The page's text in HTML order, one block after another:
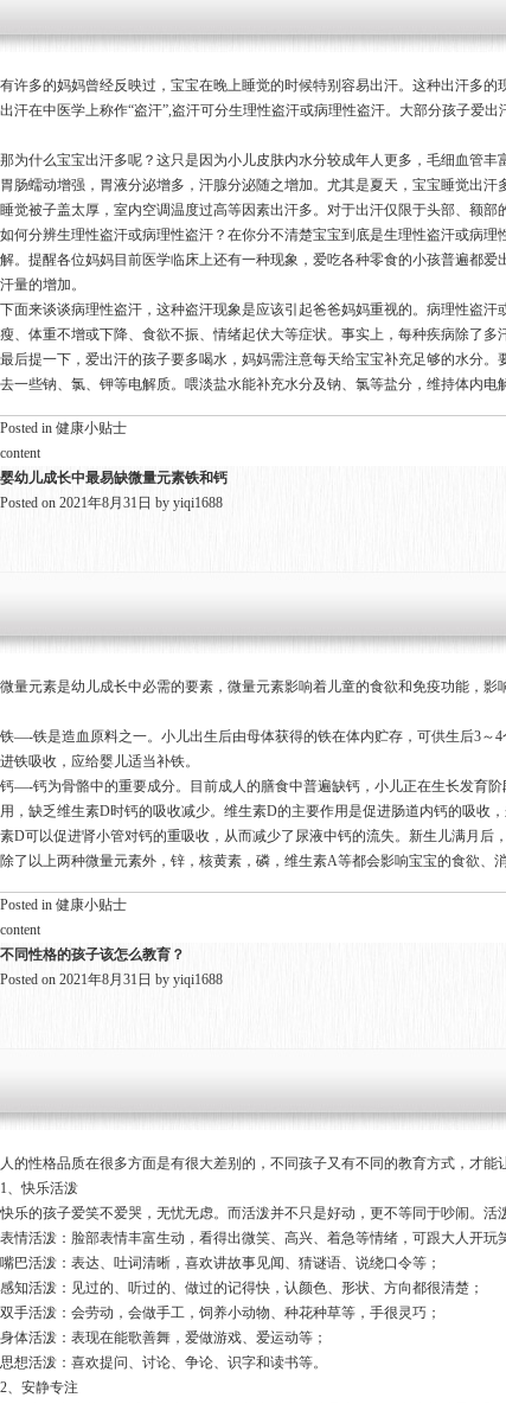
有许多的妈妈曾经反映过，宝宝在晚上睡觉的时候特别容易出汗。这种出汗多
出汗在中医学上称作“盗汗”,盗汗可分生理性盗汗或病理性盗汗。大部分孩子爱
那为什么宝宝出汗多呢？这只是因为小儿皮肤内水分较成年人更多，毛细血管
胃肠蠕动增强，胃液分泌增多，汗腺分泌随之增加。尤其是夏天，宝宝睡觉出
睡觉被子盖太厚，室内空调温度过高等因素出汗多。对于出汗仅限于头部、额
如何分辨生理性盗汗或病理性盗汗？在你分不清楚宝宝到底是生理性盗汗或病
解。提醒各位妈妈目前医学临床上还有一种现象，爱吃各种零食的小孩普遍都
汗量的增加。
下面来谈谈病理性盗汗，这种盗汗现象是应该引起爸爸妈妈重视的。病理性盗
瘦、体重不增或下降、食欲不振、情绪起伏大等症状。事实上，每种疾病除了
最后提一下，爱出汗的孩子要多喝水，妈妈需注意每天给宝宝补充足够的水分
去一些钠、氯、钾等电解质。喂淡盐水能补充水分及钠、氯等盐分，维持体内电
Posted in 健康小贴士
content
婴幼儿成长中最易缺微量元素铁和钙
Posted on 2021年8月31日 by yiqi1688
微量元素是幼儿成长中必需的要素，微量元素影响着儿童的食欲和免疫功能，
铁—-铁是造血原料之一。小儿出生后由母体获得的铁在体内贮存，可供生后3～
进铁吸收，应给婴儿适当补铁。
钙—-钙为骨骼中的重要成分。目前成人的膳食中普遍缺钙，小儿正在生长发育
用，缺乏维生素D时钙的吸收减少。维生素D的主要作用是促进肠道内钙的吸收
素D可以促进肾小管对钙的重吸收，从而减少了尿液中钙的流失。新生儿满月后
除了以上两种微量元素外，锌，核黄素，磷，维生素A等都会影响宝宝的食欲、
Posted in 健康小贴士
content
不同性格的孩子该怎么教育？
Posted on 2021年8月31日 by yiqi1688
人的性格品质在很多方面是有很大差别的，不同孩子又有不同的教育方式，才
1、快乐活泼
快乐的孩子爱笑不爱哭，无忧无虑。而活泼并不只是好动，更不等同于吵闹。活
表情活泼：脸部表情丰富生动，看得出微笑、高兴、着急等情绪，可跟大人开玩
嘴巴活泼：表达、吐词清晰，喜欢讲故事见闻、猜谜语、说绕口令等；
感知活泼：见过的、听过的、做过的记得快，认颜色、形状、方向都很清楚；
双手活泼：会劳动，会做手工，饲养小动物、种花种草等，手很灵巧；
身体活泼：表现在能歌善舞，爱做游戏、爱运动等；
思想活泼：喜欢提问、讨论、争论、识字和读书等。
2、安静专注